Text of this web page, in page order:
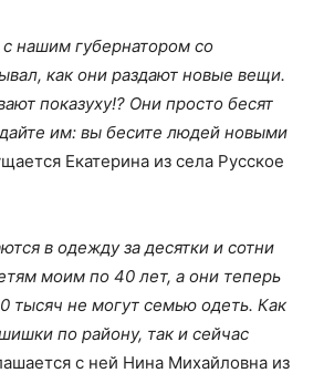
нашим губернатором со
как они раздают новые вещи.
показуху!? Они просто бесят
им: вы бесите людей новыми
Екатерина из села Русское
в одежду за десятки и сотни
моим по 40 лет, а они теперь
тысяч не могут семью одеть. Как
по району, так и сейчас
с ней Нина Михайловна из